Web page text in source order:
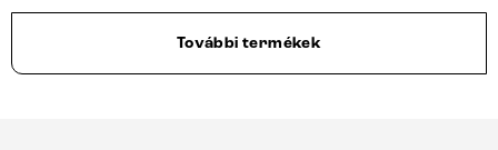
További termékek